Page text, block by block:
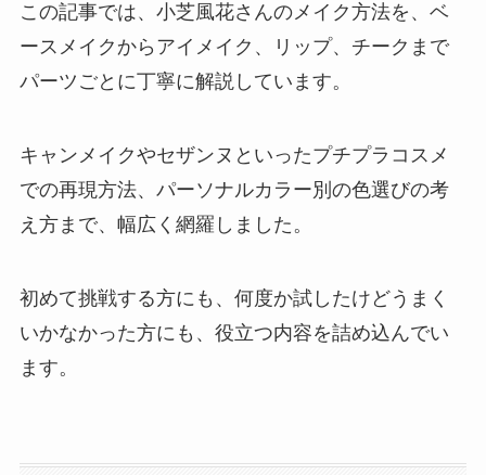
この記事では、小芝風花さんのメイク方法を、ベ
ースメイクからアイメイク、リップ、チークまで
パーツごとに丁寧に解説しています。
キャンメイクやセザンヌといったプチプラコスメ
での再現方法、パーソナルカラー別の色選びの考
え方まで、幅広く網羅しました。
初めて挑戦する方にも、何度か試したけどうまく
いかなかった方にも、役立つ内容を詰め込んでい
ます。